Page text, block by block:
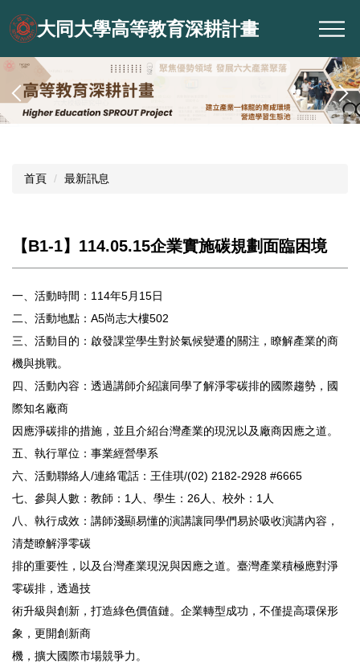
到
主
要
容
大同大學高等教育深耕計畫
首頁 最新訊息
【B1-1】114.05.15企業實施碳規劃面臨困境
一、活動時間：114年5月15日
二、活動地點：A5尚志大樓502
三、活動目的：啟發課堂學生對於氣候變遷的關注，瞭解產業的商
機與挑戰。
四、活動內容：透過講師介紹讓同學了解淨零碳排的國際趨勢，國
際知名廠商
因應淨碳排的措施，並且介紹台灣產業的現況以及廠商因應之道。
五、執行單位：事業經營學系
六、活動聯絡人/連絡電話：王佳琪/(02) 2182-2928 #6665
七、參與人數：教師：1人、學生：26人、校外：1人
八、執行成效：講師淺顯易懂的演講讓同學們易於吸收演講內容，
清楚瞭解淨零碳
排的重要性，以及台灣產業現況與因應之道。臺灣產業積極應對淨
零碳排，透過技
術升級與創新，打造綠色價值鏈。企業轉型成功，不僅提高環保形
象，更開創新商
機，擴大國際市場競爭力。